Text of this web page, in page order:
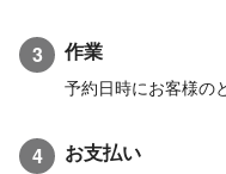
3 作業
予約日時にお客様の
4 お支払い